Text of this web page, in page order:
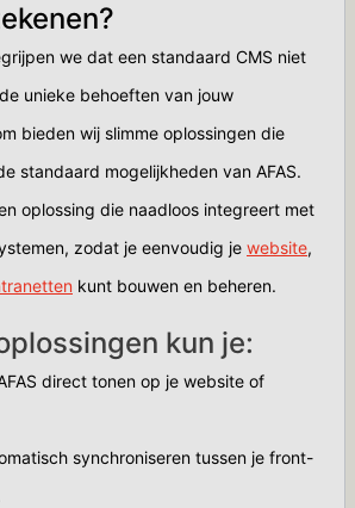
we dat een standaard CMS niet
unieke behoeften van jouw
bieden wij slimme oplossingen die
standaard mogelijkheden van AFAS.
oplossing die naadloos integreert met
zodat je eenvoudig je website,
kunt bouwen en beheren.
kun je:
direct tonen op je website of
synchroniseren tussen je front-